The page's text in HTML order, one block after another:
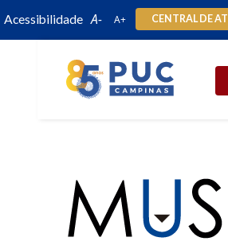
Acessibilidade CENTRAL DE